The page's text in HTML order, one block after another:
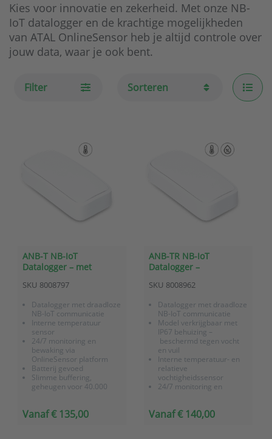
Kies voor innovatie en zekerheid. Met onze NB-
IoT datalogger en de krachtige mogelijkheden
van ATAL OnlineSensor heb je altijd controle over
jouw data, waar je ook bent.
Filter Sorteren
ANB-T NB-IoT
Datalogger – met
temperatuursensor
SKU 8008797
Datalogger met draadloze
NB-IoT communicatie
Interne temperatuur
sensor
24/7 monitoring en
bewaking via
OnlineSensor platform
Batterij gevoed
Slimme buffering,
geheugen voor 40.000
Vanaf € 135,00
ANB-TR NB-IoT
Datalogger –
relatieve vochtigheid
(geïntegreerde sensor)
SKU 8008962
Datalogger met draadloze
NB-IoT communicatie
Model verkrijgbaar met
IP67 behuizing –
beschermd tegen vocht
en vuil
Interne temperatuur- en
relatieve
vochtigheidssensor
24/7 monitoring en
Slimme buffering,
Vanaf € 140,00